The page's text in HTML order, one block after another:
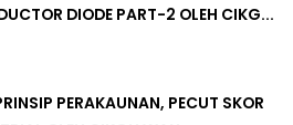
DIODE PART-2 OLEH CIKG...
PERAKAUNAN, PECUT SKOR